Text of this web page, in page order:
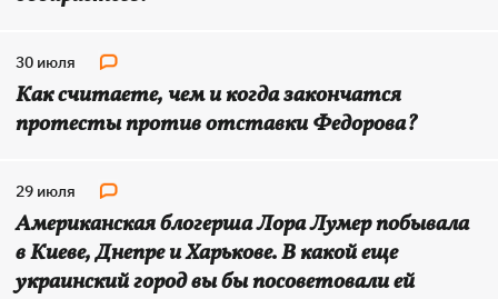
30 июля
Как считаете, чем и когда закончатся
протесты против отставки Федорова?
29 июля
Американская блогерша Лора Лумер побывала
в Киеве, Днепре и Харькове. В какой еще
украинский город вы бы посоветовали ей